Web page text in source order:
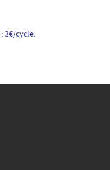
:3€/cycle.